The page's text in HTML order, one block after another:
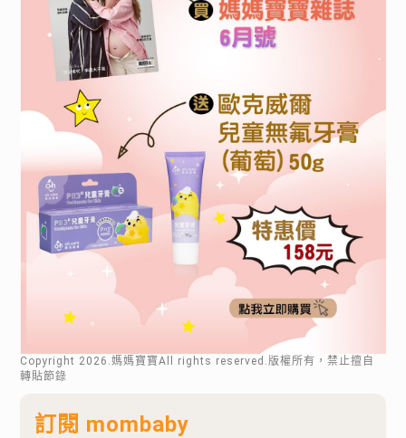
Copyright 2026 .媽媽寶寶All rights reserved.版權所有，禁止擅自
轉貼節錄
訂閱 mombaby